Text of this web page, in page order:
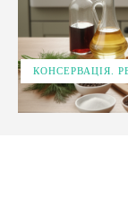
КОНСЕРВАЦІЯ.